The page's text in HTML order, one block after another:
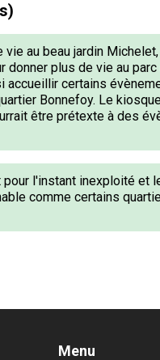
vie au beau jardin
donner plus de vie au
accueillir certains
Bonnefoy. Le
être prétexte à des
l'instant inexploité et
comme certains
Menu